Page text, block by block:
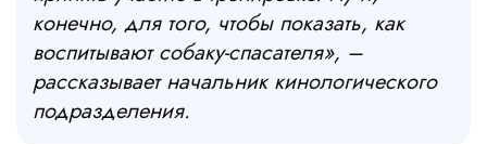
конечно, для того, чтобы показать, как
воспитывают собаку-спасателя», –
рассказывает начальник кинологического
подразделения.